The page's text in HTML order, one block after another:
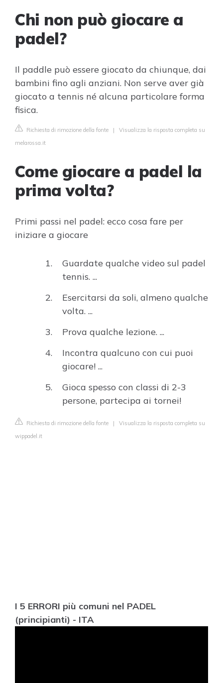
Chi non può giocare a
padel?
Il paddle può essere giocato da chiunque, dai
bambini fino agli anziani. Non serve aver già
giocato a tennis né alcuna particolare forma
fisica.
Richiesta di rimozione della fonte | Visualizza la risposta completa su
melarossa.it
Come giocare a padel la
prima volta?
Primi passi nel padel: ecco cosa fare per
iniziare a giocare
Guardate qualche video sul padel
tennis. ...
Esercitarsi da soli, almeno qualche
volta. ...
Prova qualche lezione. ...
Incontra qualcuno con cui puoi
giocare! ...
Gioca spesso con classi di 2-3
persone, partecipa ai tornei!
Richiesta di rimozione della fonte | Visualizza la risposta completa su
wippadel.it
I 5 ERRORI più comuni nel PADEL
(principianti) - ITA